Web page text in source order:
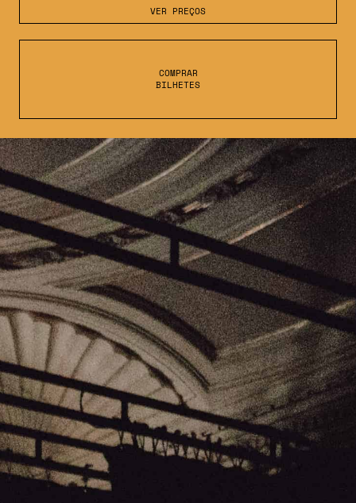
VER PREÇOS
COMPRAR
BILHETES